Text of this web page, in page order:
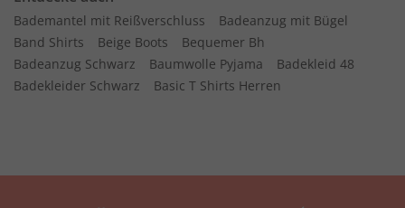
Bademantel mit Reißverschluss
Badeanzug mit Bügel
Band Shirts
Beige Boots
Bequemer Bh
Badeanzug Schwarz
Baumwolle Pyjama
Badekleid 48
Badekleider Schwarz
Basic T Shirts Herren